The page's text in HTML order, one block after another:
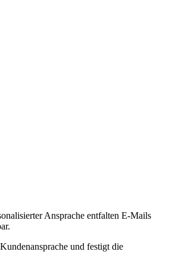
Ansprache entfalten E-Mails
und festigt die